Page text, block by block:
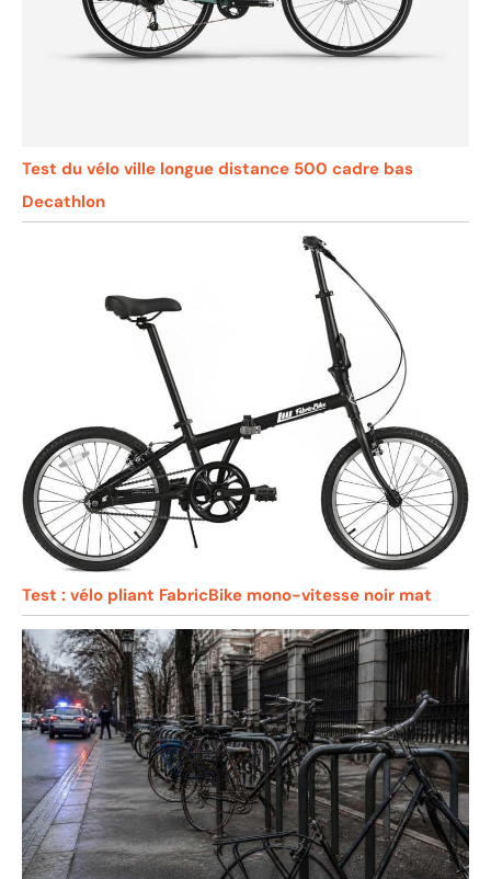
Test du vélo ville longue distance 500 cadre bas
Decathlon
Test : vélo pliant FabricBike mono-vitesse noir mat